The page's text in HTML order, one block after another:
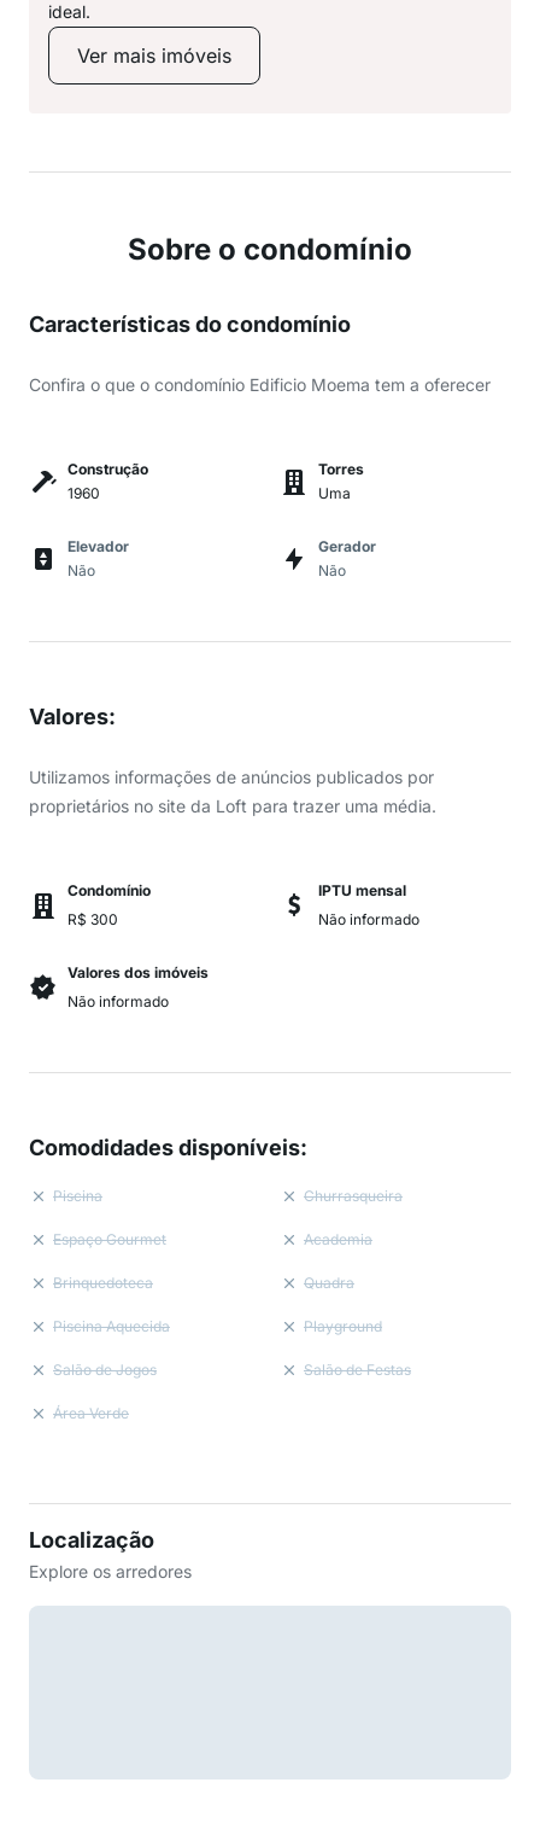
ideal.
Ver mais imóveis
Sobre o condomínio
Características do condomínio
Confira o que o condomínio Edificio Moema tem a oferecer
Construção
1960
Torres
Uma
Elevador
Não
Gerador
Não
Valores:
Utilizamos informações de anúncios publicados por
proprietários no site da Loft para trazer uma média.
Condomínio
R$ 300
IPTU mensal
Não informado
Valores dos imóveis
Não informado
Comodidades disponíveis:
Piscina Churrasqueira
Espaço Gourmet Academia
Brinquedoteca Quadra
Piscina Aquecida Playground
Salão de Jogos Salão de Festas
Área Verde
Localização
Explore os arredores